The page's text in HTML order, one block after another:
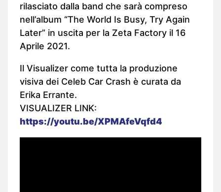
rilasciato dalla band che sarà compreso
nell’album “The World Is Busy, Try Again
Later” in uscita per la Zeta Factory il 16
Aprile 2021.
Il Visualizer come tutta la produzione
visiva dei Celeb Car Crash è curata da
Erika Errante.
VISUALIZER LINK:
https://youtu.be/XPMAfeVqfd4